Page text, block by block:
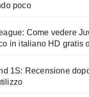
poco
Come vedere
in italiano HD gratis
1S: Recensione